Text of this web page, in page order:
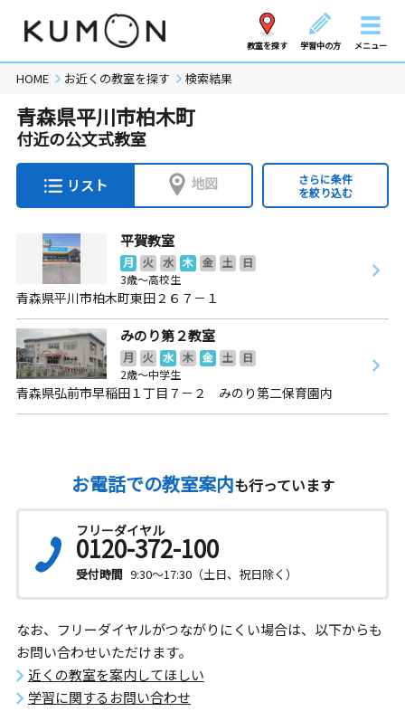
教室を探す 学習中の方 メニュー
HOME お近くの教室を探す 検索結果
青森県平川市柏木町
付近の公文式教室
リスト 地図
さらに条件
を絞り込む
平賀教室
月 火 水 木 金 土
日
3歳～高校生
青森県平川市柏木町東田２６７－１
みのり第２教室
月 火 水 木 金 土
日
2歳～中学生
青森県弘前市早稲田１丁目７－２ みのり第二保育園内
お電話での教室案内も行っています
フリーダイヤル
0120-372-100
受付時間 9:30～17:30（土日、祝日除く）
なお、フリーダイヤルがつながりにくい場合は、以下からも
お問い合わせいただけます。
近くの教室を案内してほしい
学習に関するお問い合わせ